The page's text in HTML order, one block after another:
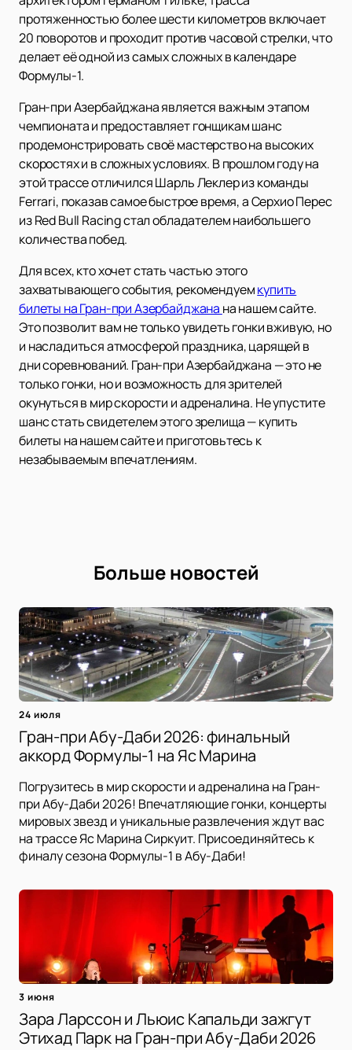
протяженностью более шести километров включает
20 поворотов и проходит против часовой стрелки, что
делает её одной из самых сложных в календаре
Формулы-1.
Гран-при Азербайджана является важным этапом
чемпионата и предоставляет гонщикам шанс
продемонстрировать своё мастерство на высоких
скоростях и в сложных условиях. В прошлом году на
этой трассе отличился Шарль Леклер из команды
Ferrari, показав самое быстрое время, а Серхио Перес
из Red Bull Racing стал обладателем наибольшего
количества побед.
Для всех, кто хочет стать частью этого
захватывающего события, рекомендуемкупить
билеты на Гран-при Азербайджана на нашем сайте.
Это позволит вам не только увидеть гонки вживую, но
и насладиться атмосферой праздника, царящей в
дни соревнований. Гран-при Азербайджана — это не
только гонки, но и возможность для зрителей
окунуться в мир скорости и адреналина. Не упустите
шанс стать свидетелем этого зрелища — купить
билеты на нашем сайте и приготовьтесь к
незабываемым впечатлениям.
Больше новостей
24 июля
Гран-при Абу-Даби 2026: финальный
аккорд Формулы-1 на Яс Марина
Погрузитесь в мир скорости и адреналина на Гран-
при Абу-Даби 2026! Впечатляющие гонки, концерты
мировых звезд и уникальные развлечения ждут вас
на трассе Яс Марина Сиркуит. Присоединяйтесь к
финалу сезона Формулы-1 в Абу-Даби!
3 июня
Зара Ларссон и Льюис Капальди зажгут
Этихад Парк на Гран-при Абу-Даби 2026